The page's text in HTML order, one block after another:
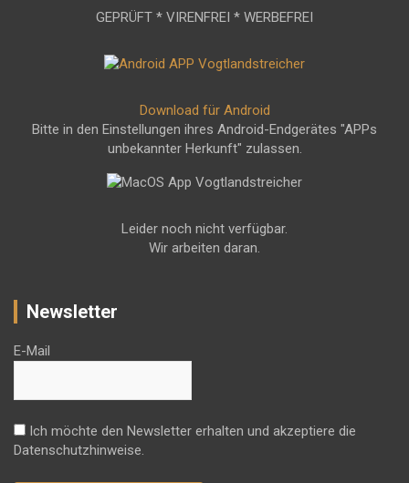
GEPRÜFT * VIRENFREI * WERBEFREI
Download für Android
Bitte in den Einstellungen ihres Android-Endgerätes "APPs
unbekannter Herkunft" zulassen.
Leider noch nicht verfügbar.
Wir arbeiten daran.
Newsletter
E-Mail
Ich möchte den Newsletter erhalten und akzeptiere die
Datenschutzhinweise.